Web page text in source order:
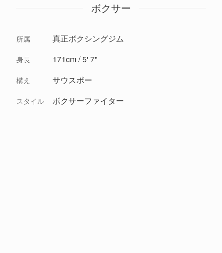
ボクサー
所属 真正ボクシングジム
身長 171cm / 5' 7"
構え サウスポー
スタイル ボクサーファイター